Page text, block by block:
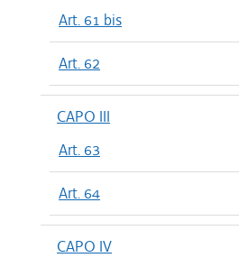
Art. 61 bis
Art. 62
CAPO III
Art. 63
Art. 64
CAPO IV